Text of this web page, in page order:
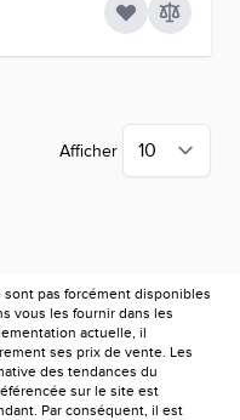
Afficher
pas forcément disponibles
vous les fournir dans les
actuelle, il
ses prix de vente. Les
des tendances du
sur le site est
Par conséquent, il est